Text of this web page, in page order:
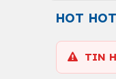
HOT
TIN